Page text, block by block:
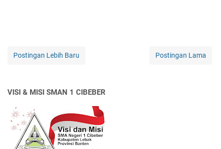
Postingan Lebih Baru Postingan Lama
VISI & MISI SMAN 1 CIBEBER